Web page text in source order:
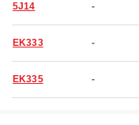
5J14 -
EK333 -
EK335 -